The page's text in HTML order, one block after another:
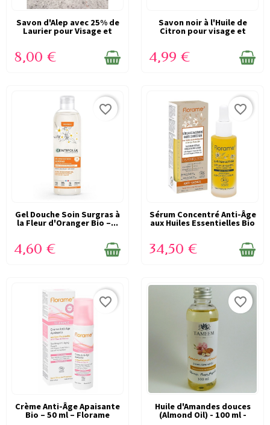
EN STOCK
Savon d'Alep avec 25% de
Laurier pour Visage et
Corps -...
8,00 €
EN STOCK
Savon noir à l'Huile de
Citron pour visage et
corps 250g...
4,99 €
EN STOCK
favorite_border
Gel Douche Soin Surgras à
la Fleur d'Oranger Bio –...
4,60 €
EN STOCK
favorite_border
Sérum Concentré Anti-Âge
aux Huiles Essentielles Bio
34,50 €
EN STOCK
favorite_border
Crème Anti-Âge Apaisante
Bio – 50 ml – Florame
EN STOCK
favorite_border
Huile d'Amandes douces
(Almond Oil) - 100 ml -